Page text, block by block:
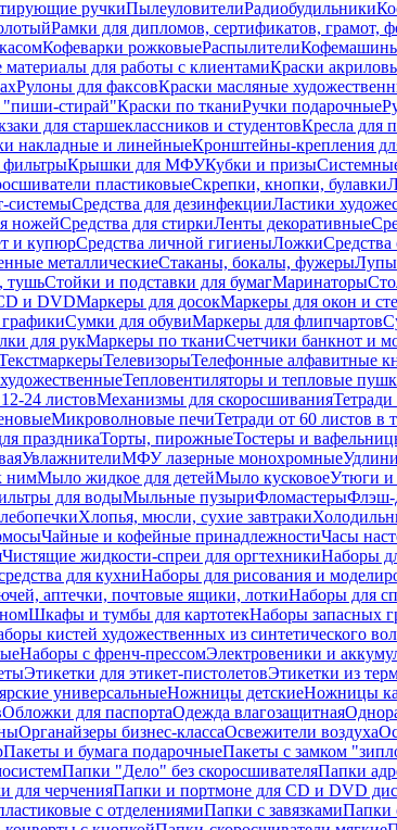
ручкиПылеуловителиРадиобудильники
Рамки для дипломов, сертификатов, грамот,
Кофеварки рожковыеРаспылителиКофемашины
для работы с клиентамиКраски
Рулоны для факсовКраски масляные
"пиши-стирай"Краски по тканиРучки подарочные
для старшеклассников и студентовКресла для
накладные и линейныеКронштейны-крепления
Крышки для МФУКубки и призы
пластиковыеСкрепки, кнопки, булавки
системыСредства для дезинфекцииЛастики
ножейСредства для стиркиЛенты декоративные
и купюрСредства личной гигиеныЛожкиСредства
металлическиеСтаканы, бокалы, фужерыЛупы
тушьСтойки и подставки для бумагМаринаторы
и DVDМаркеры для досокМаркеры для окон и
Сумки для обувиМаркеры для флипчартов
для рукМаркеры по тканиСчетчики банкнот и
ТелевизорыТелефонные алфавитные
Тепловентиляторы и тепловые
24 листовМеханизмы для скоросшиванияТетради
Микроволновые печиТетради от 60 листов в
праздникаТорты, пирожныеТостеры и
УвлажнителиМФУ лазерные монохромные
нимМыло жидкое для детейМыло кусковоеУтюги и
для водыМыльные пузыриФломастерыФлэш-
Хлопья, мюсли, сухие завтраки
Чайные и кофейные принадлежностиЧасы
Чистящие жидкости-спреи для оргтехникиНаборы
для кухниНаборы для рисования и
аптечки, почтовые ящики, лоткиНаборы для
Шкафы и тумбы для картотекНаборы запасных
кистей художественных из синтетического
Наборы с френч-прессомЭлектровеники и
Этикетки для этикет-пистолетовЭтикетки из
универсальныеНожницы детскиеНожницы
Обложки для паспортаОдежда влагозащитная
Органайзеры бизнес-классаОсвежители воздуха
Пакеты и бумага подарочныеПакеты с замком
Папки "Дело" без скоросшивателяПапки
для черченияПапки и портмоне для CD и DVD
с отделениямиПапки с завязкамиПапки